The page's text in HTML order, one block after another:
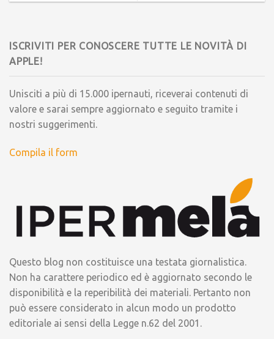
ISCRIVITI PER CONOSCERE TUTTE LE NOVITÀ DI
APPLE!
Unisciti a più di 15.000 ipernauti, riceverai contenuti di
valore e sarai sempre aggiornato e seguito tramite i
nostri suggerimenti.
Compila il form
Questo blog non costituisce una testata giornalistica.
Non ha carattere periodico ed è aggiornato secondo le
disponibilità e la reperibilità dei materiali. Pertanto non
può essere considerato in alcun modo un prodotto
editoriale ai sensi della Legge n.62 del 2001.